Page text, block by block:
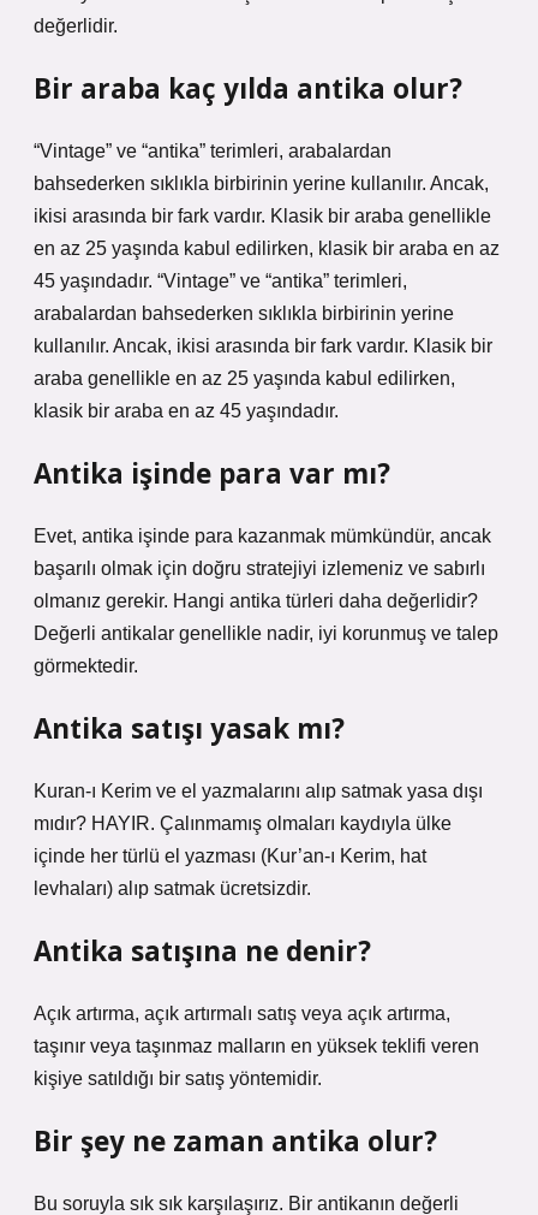
değerlidir.
Bir araba kaç yılda antika olur?
“Vintage” ve “antika” terimleri, arabalardan
bahsederken sıklıkla birbirinin yerine kullanılır. Ancak,
ikisi arasında bir fark vardır. Klasik bir araba genellikle
en az 25 yaşında kabul edilirken, klasik bir araba en az
45 yaşındadır. “Vintage” ve “antika” terimleri,
arabalardan bahsederken sıklıkla birbirinin yerine
kullanılır. Ancak, ikisi arasında bir fark vardır. Klasik bir
araba genellikle en az 25 yaşında kabul edilirken,
klasik bir araba en az 45 yaşındadır.
Antika işinde para var mı?
Evet, antika işinde para kazanmak mümkündür, ancak
başarılı olmak için doğru stratejiyi izlemeniz ve sabırlı
olmanız gerekir. Hangi antika türleri daha değerlidir?
Değerli antikalar genellikle nadir, iyi korunmuş ve talep
görmektedir.
Antika satışı yasak mı?
Kuran-ı Kerim ve el yazmalarını alıp satmak yasa dışı
mıdır? HAYIR. Çalınmamış olmaları kaydıyla ülke
içinde her türlü el yazması (Kur’an-ı Kerim, hat
levhaları) alıp satmak ücretsizdir.
Antika satışına ne denir?
Açık artırma, açık artırmalı satış veya açık artırma,
taşınır veya taşınmaz malların en yüksek teklifi veren
kişiye satıldığı bir satış yöntemidir.
Bir şey ne zaman antika olur?
Bu soruyla sık sık karşılaşırız. Bir antikanın değerli